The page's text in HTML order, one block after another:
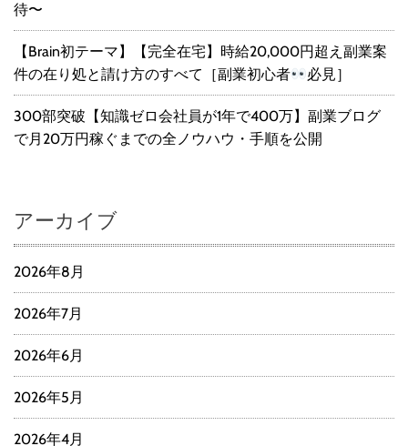
待〜
【Brain初テーマ】【完全在宅】時給20,000円超え副業案
件の在り処と請け方のすべて［副業初心者
必見］
300部突破【知識ゼロ会社員が1年で400万】副業ブログ
で月20万円稼ぐまでの全ノウハウ・手順を公開
アーカイブ
2026年8月
2026年7月
2026年6月
2026年5月
2026年4月